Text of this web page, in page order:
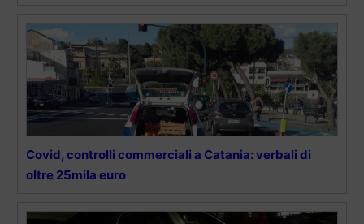
Covid, controlli commerciali a Catania: verbali di
oltre 25mila euro